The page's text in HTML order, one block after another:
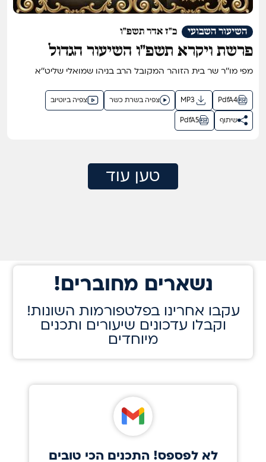
כ"ז אדר תשפ"ו השיעור השבועי
פרשת ויקרא תשפ"ו השיעור הגדול
בתבל בזוהר הקדוש מפי שר בית הזוהר
מפי מו''ר שר בית הזוהר המקובל הרב בניהו שמואלי שליט''א
צפיה ביוטיוב צפיה בשרת כשר MP3 PdfA4
PdfA5 שיתוף
טען עוד
!נשארים מחוברים
!עקבו אחרינו בפלטפורמות השונות
וקבלו עדכונים שיעורים ותכנים
מיוחדים
לא לפספס! התכנים הכי טובים